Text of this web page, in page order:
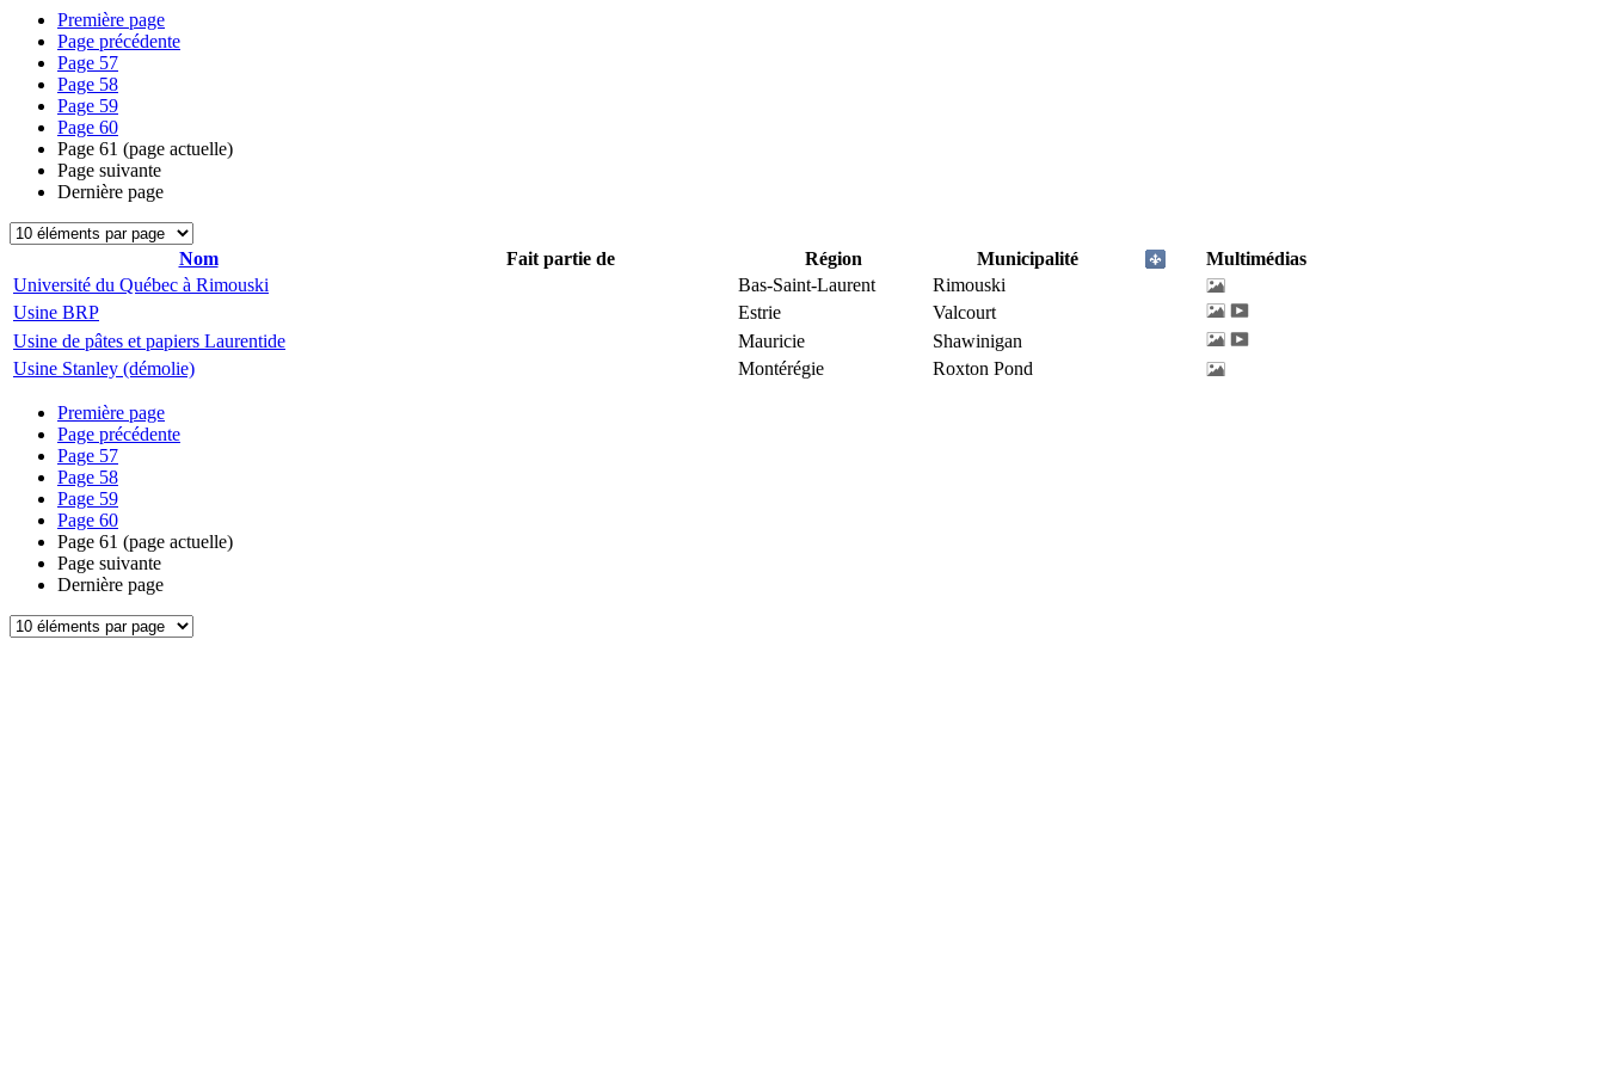
Première page
Page précédente
Page 57
Page 58
Page 59
Page 60
Page 61 (page actuelle)
Page suivante
Dernière page
Nom Fait partie de Région Municipalité
Multimédias
Université du Québec à Rimouski
Bas-Saint-Laurent
Rimouski
Usine BRP
Estrie
Valcourt
Usine de pâtes et papiers Laurentide
Mauricie
Shawinigan
Usine Stanley (démolie)
Montérégie Roxton Pond
Première page
Page précédente
Page 57
Page 58
Page 59
Page 60
Page 61 (page actuelle)
Page suivante
Dernière page